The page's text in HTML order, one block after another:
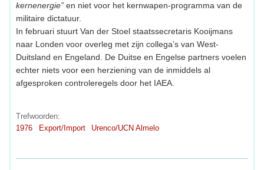
kernenergie” en niet voor het kernwapen-programma van de
militaire dictatuur.
In februari stuurt Van der Stoel staatssecretaris Kooijmans
naar Londen voor overleg met zijn collega’s van West-
Duitsland en Engeland. De Duitse en Engelse partners voelen
echter niets voor een herziening van de inmiddels al
afgesproken controleregels door het IAEA.
Trefwoorden:
1976
Export/Import Urenco/UCN Almelo